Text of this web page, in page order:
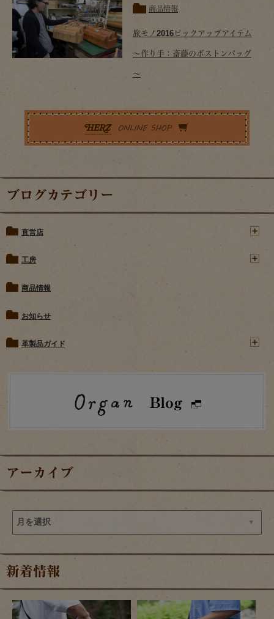
商品情報
旅モノ2016ピックアップアイテム
～作り手：斎藤のボストンバッグ
～
ブログカテゴリー
直営店
工房
商品情報
お知らせ
革製品ガイド
アーカイブ
新着情報